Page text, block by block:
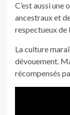
C’est aussi
ancestraux et
respectueux de
La culture
dévouement.
récompensés